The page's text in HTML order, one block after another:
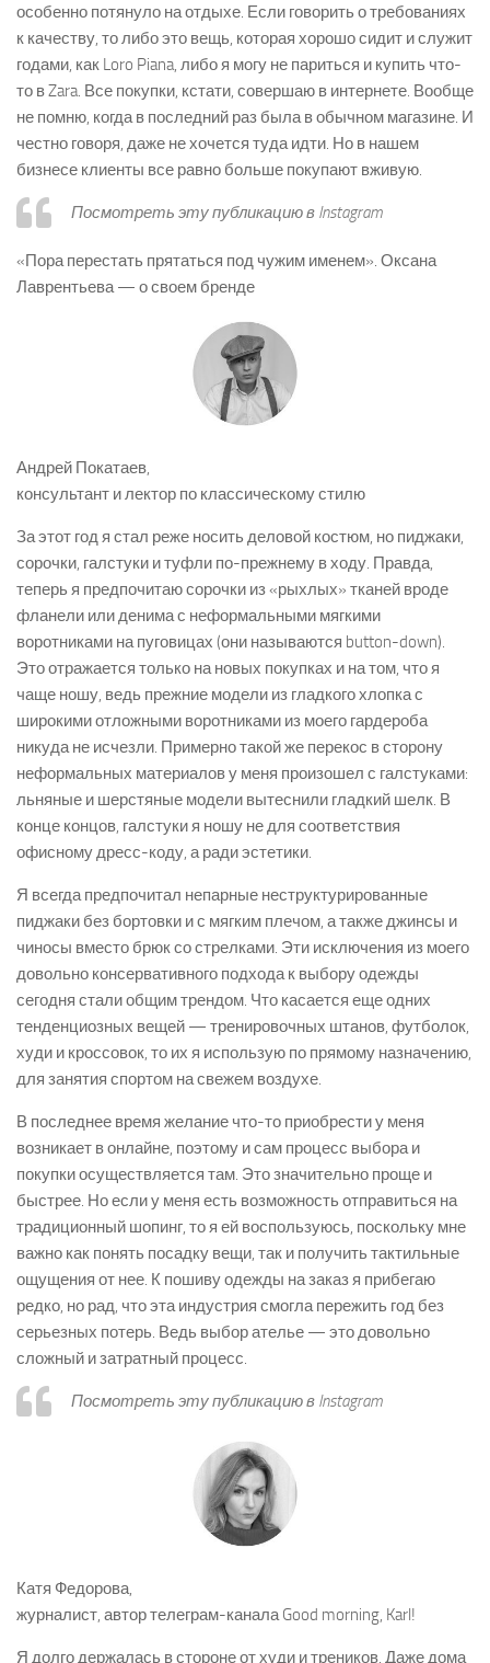
особенно потянуло на отдыхе. Если говорить о требованиях
к качеству, то либо это вещь, которая хорошо сидит и служит
годами, как Loro Piana, либо я могу не париться и купить что-
то в Zara. Все покупки, кстати, совершаю в интернете. Вообще
не помню, когда в последний раз была в обычном магазине. И
честно говоря, даже не хочется туда идти. Но в нашем
бизнесе клиенты все равно больше покупают вживую.
Посмотреть эту публикацию в Instagram
«Пора перестать прятаться под чужим именем». Оксана
Лаврентьева — о своем бренде
Андрей Покатаев,
консультант и лектор по классическому стилю
За этот год я стал реже носить деловой костюм, но пиджаки,
сорочки, галстуки и туфли по-прежнему в ходу. Правда,
теперь я предпочитаю сорочки из «рыхлых» тканей вроде
фланели или денима с неформальными мягкими
воротниками на пуговицах (они называются button-down).
Это отражается только на новых покупках и на том, что я
чаще ношу, ведь прежние модели из гладкого хлопка с
широкими отложными воротниками из моего гардероба
никуда не исчезли. Примерно такой же перекос в сторону
неформальных материалов у меня произошел с галстуками:
льняные и шерстяные модели вытеснили гладкий шелк. В
конце концов, галстуки я ношу не для соответствия
офисному дресс-коду, а ради эстетики.
Я всегда предпочитал непарные неструктурированные
пиджаки без бортовки и с мягким плечом, а также джинсы и
чиносы вместо брюк со стрелками. Эти исключения из моего
довольно консервативного подхода к выбору одежды
сегодня стали общим трендом. Что касается еще одних
тенденциозных вещей — тренировочных штанов, футболок,
худи и кроссовок, то их я использую по прямому назначению,
для занятия спортом на свежем воздухе.
В последнее время желание что-то приобрести у меня
возникает в онлайне, поэтому и сам процесс выбора и
покупки осуществляется там. Это значительно проще и
быстрее. Но если у меня есть возможность отправиться на
традиционный шопинг, то я ей воспользуюсь, поскольку мне
важно как понять посадку вещи, так и получить тактильные
ощущения от нее. К пошиву одежды на заказ я прибегаю
редко, но рад, что эта индустрия смогла пережить год без
серьезных потерь. Ведь выбор ателье — это довольно
сложный и затратный процесс.
Посмотреть эту публикацию в Instagram
Катя Федорова,
журналист, автор телеграм-канала Good morning, Karl!
Я долго держалась в стороне от худи и треников. Даже дома